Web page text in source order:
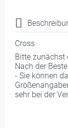
Cross
Bitte zunächst
Nach der
- Sie können
sehr bei der